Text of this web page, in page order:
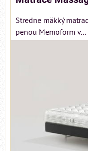
Stredne mäkký
penou Memoform v...